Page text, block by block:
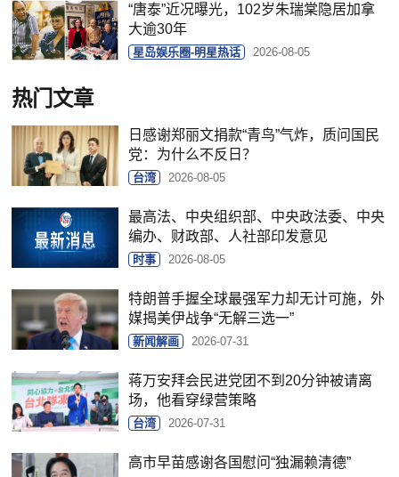
“唐泰”近况曝光，102岁朱瑞棠隐居加拿
大逾30年
星岛娱乐圈-明星热话 2026-08-05
热门文章
日感谢郑丽文捐款“青鸟”气炸，质问国民
党：为什么不反日？
台湾 2026-08-05
最高法、中央组织部、中央政法委、中央
编办、财政部、人社部印发意见
时事 2026-08-05
特朗普手握全球最强军力却无计可施，外
媒揭美伊战争“无解三选一”
新闻解画 2026-07-31
蒋万安拜会民进党团不到20分钟被请离
场，他看穿绿营策略
台湾 2026-07-31
高市早苗感谢各国慰问“独漏赖清德”